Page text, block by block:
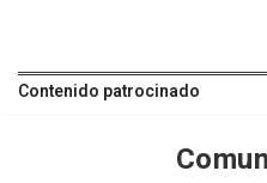
Contenido patrocinado